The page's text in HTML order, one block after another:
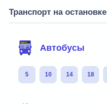
Транспорт на остановке
Автобусы
5 10 14 18